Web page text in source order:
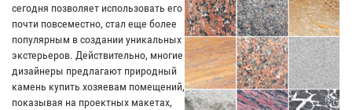
сегодня позволяет использовать его
почти повсеместно, стал еще более
популярным в создании уникальных
экстерьеров. Действительно, многие
дизайнеры предлагают природный
камень купить хозяевам помещений,
показывая на проектных макетах,